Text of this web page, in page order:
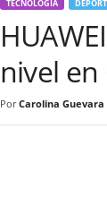
TECNOLOGIA
nivel
Por Carolina Guevara